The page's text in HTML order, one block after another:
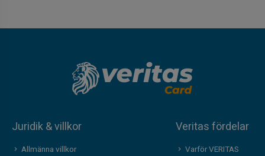
Juridik & villkor
Allmänna villkor
Veritas fördelar
Varför VERITAS